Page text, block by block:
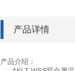
产品详情
产品介绍：